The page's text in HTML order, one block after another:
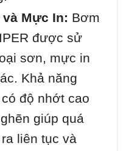
Mực In: Bơm
được sử
sơn, mực in
Khả năng
độ nhớt cao
giúp quá
liên tục và